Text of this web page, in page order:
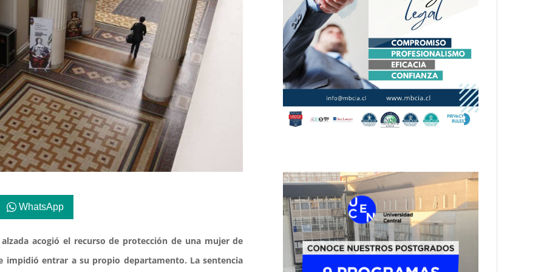
WhatsApp
acogió el recurso de protección de una mujer de
entrar a su propio departamento. La sentencia